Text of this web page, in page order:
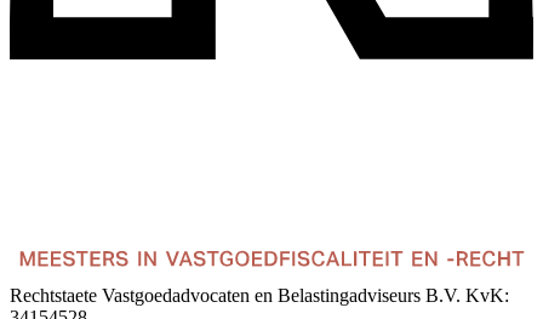
Rechtstaete Vastgoedadvocaten en Belastingadviseurs B.V. KvK: